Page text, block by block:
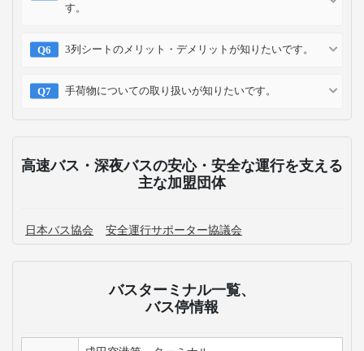
す。
3列シートのメリット・デメリットが知りたいです。
手荷物についての取り扱いが知りたいです。
高速バス・深夜バスの安心・安全な運行を支える
主な加盟団体
日本バス協会 安全運行サポーター協議会
バスターミナル一覧、
バス停情報